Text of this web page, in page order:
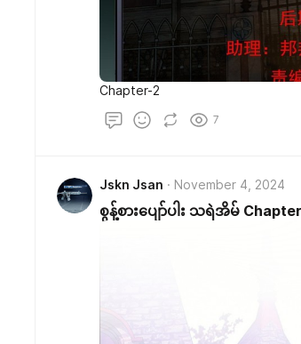
Chapter-2
7
Jskn Jsan November 4, 2024
စွန့်စားပျော်ပါး သရဲအိမ်